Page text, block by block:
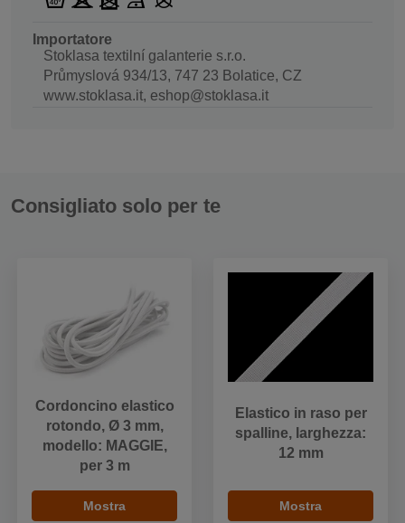
Importatore
Stoklasa textilní galanterie s.r.o.
Průmyslová 934/13, 747 23 Bolatice, CZ
www.stoklasa.it, eshop@stoklasa.it
Consigliato solo per te
Cordoncino elastico
rotondo, Ø 3 mm,
modello: MAGGIE,
per 3 m
Mostra
Elastico in raso per
spalline, larghezza:
12 mm
Mostra